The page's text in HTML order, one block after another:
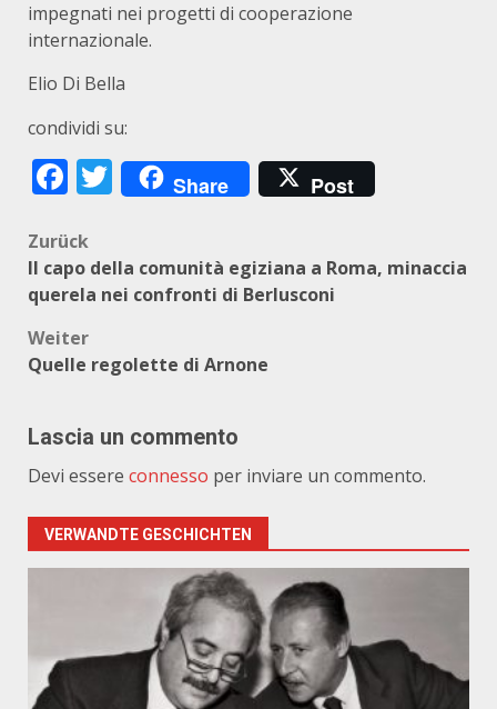
impegnati nei progetti di cooperazione
internazionale.
Elio Di Bella
condividi su:
Facebook
Twitter
Share Post
Beitragsnavigation
Zurück
Il capo della comunità egiziana a Roma, minaccia
querela nei confronti di Berlusconi
Weiter
Quelle regolette di Arnone
Lascia un commento
Devi essere connesso per inviare un commento.
VERWANDTE GESCHICHTEN